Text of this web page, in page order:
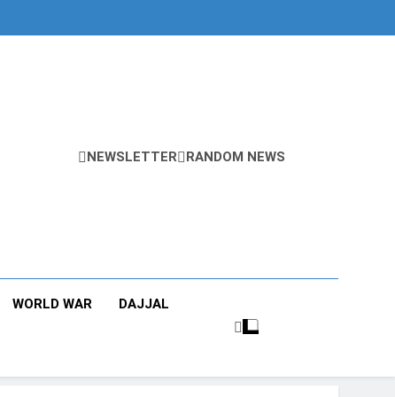
NEWSLETTER RANDOM NEWS
WORLD WAR DAJJAL